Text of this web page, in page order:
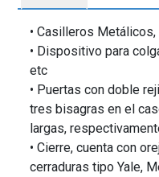
• Casilleros
• Dispositivo para
etc
• Puertas con doble
tres bisagras en el
largas,
• Cierre, cuenta con
cerraduras tipo Yale,